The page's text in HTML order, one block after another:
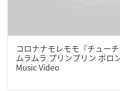
コロナナモレモモ『チュー
ムラムラ プリンプリン ボロ
Music Video